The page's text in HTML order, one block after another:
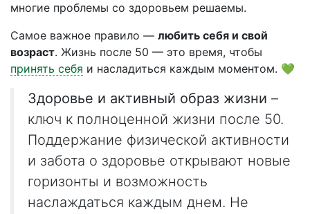
многие проблемы со здоровьем решаемы.
Самое важное правило — любить себя и свой
возраст. Жизнь после 50 — это время, чтобы
принять себя и насладиться каждым моментом. 💚
Здоровье и активный образ жизни –
ключ к полноценной жизни после 50.
Поддержание физической активности
и забота о здоровье открывают новые
горизонты и возможность
наслаждаться каждым днем. Не